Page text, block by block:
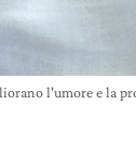
l'umore e la